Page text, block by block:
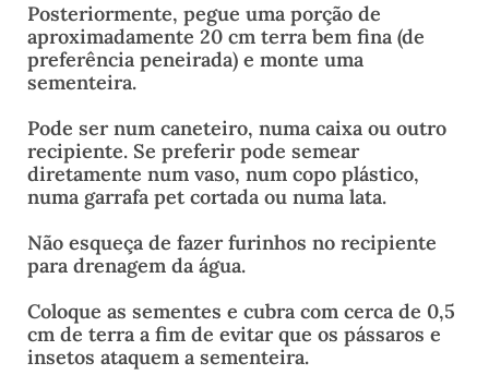
Posteriormente, pegue uma porção de
aproximadamente 20 cm terra bem fina (de
preferência peneirada) e monte uma
sementeira.
Pode ser num caneteiro, numa caixa ou outro
recipiente. Se preferir pode semear
diretamente num vaso, num copo plástico,
numa garrafa pet cortada ou numa lata.
Não esqueça de fazer furinhos no recipiente
para drenagem da água.
Coloque as sementes e cubra com cerca de 0,5
cm de terra a fim de evitar que os pássaros e
insetos ataquem a sementeira.